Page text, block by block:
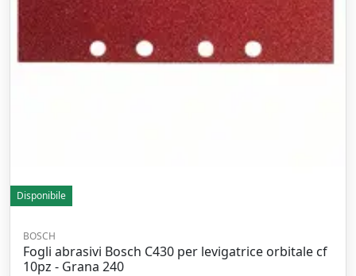
Disponibile
BOSCH
Fogli abrasivi Bosch C430 per levigatrice orbitale cf
10pz - Grana 240